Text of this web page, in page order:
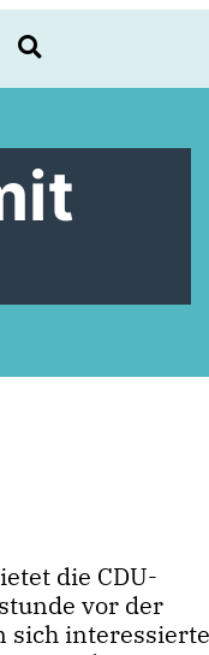
die CDU-
vor der
sich interessierte